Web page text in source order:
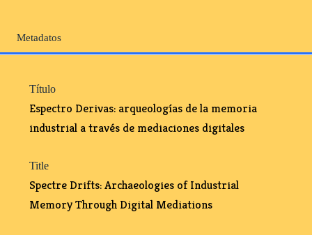
Metadatos
Título
Espectro Derivas: arqueologías de la memoria
industrial a través de mediaciones digitales
Title
Spectre Drifts: Archaeologies of Industrial
Memory Through Digital Mediations